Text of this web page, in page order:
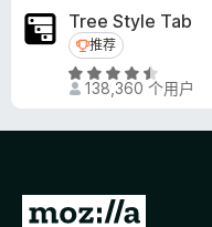
4
.
6
/
Tree Style Tab
推荐
推荐
评
分
/
5
138,360 个用户
转